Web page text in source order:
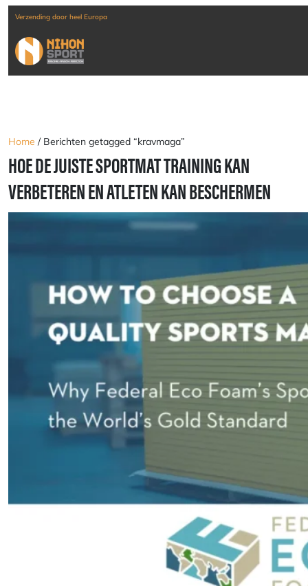
door heel Europa
Home / Berichten getagged “kravmaga”
HOE DE JUISTE SPORTMAT TRAINING KAN
VERBETEREN EN ATLETEN KAN BESCHERMEN